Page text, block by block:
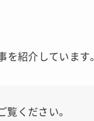
紹介しています。
覧ください。